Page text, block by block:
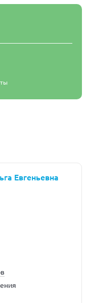
Евгеньевна